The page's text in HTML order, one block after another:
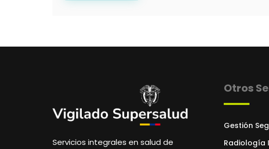
Servicios integrales en salud de
Otros
Gestión
Radiología